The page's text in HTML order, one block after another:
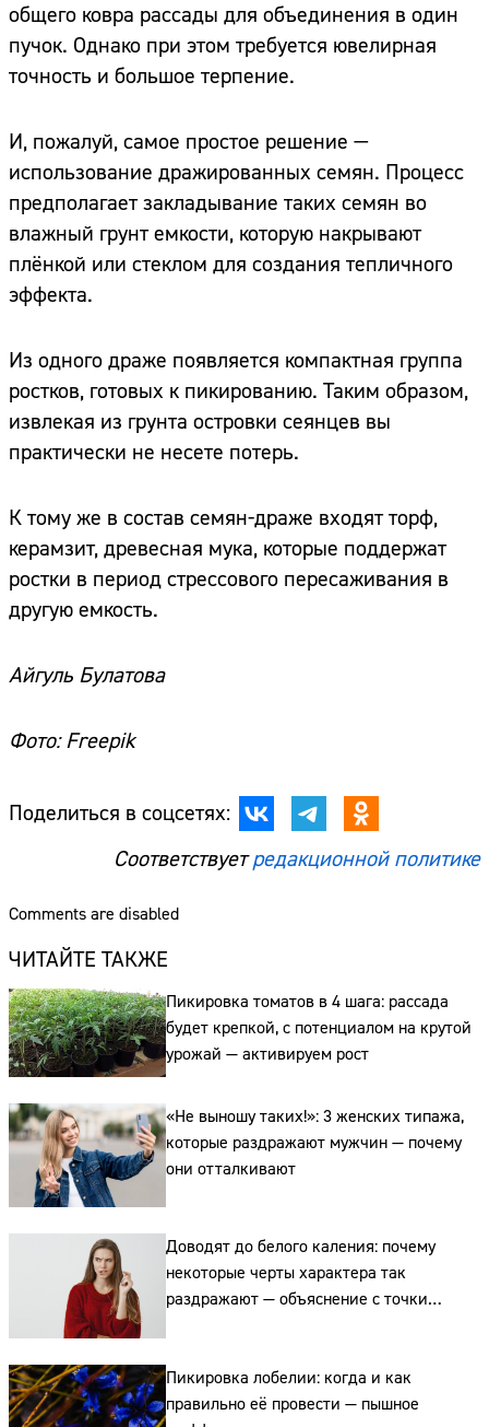
общего ковра рассады для объединения в один
пучок. Однако при этом требуется ювелирная
точность и большое терпение.
И, пожалуй, самое простое решение —
использование дражированных семян. Процесс
предполагает закладывание таких семян во
влажный грунт емкости, которую накрывают
плёнкой или стеклом для создания тепличного
эффекта.
Из одного драже появляется компактная группа
ростков, готовых к пикированию. Таким образом,
извлекая из грунта островки сеянцев вы
практически не несете потерь.
К тому же в состав семян-драже входят торф,
керамзит, древесная мука, которые поддержат
ростки в период стрессового пересаживания в
другую емкость.
Айгуль Булатова
Фото: Freepik
Поделиться в соцсетях:
Соответствуетредакционной политике
Comments are disabled
ЧИТАЙТЕ ТАКЖЕ
Пикировка томатов в 4 шага: рассада
будет крепкой, с потенциалом на крутой
урожай — активируем рост
«Не выношу таких!»: 3 женских типажа,
которые раздражают мужчин — почему
они отталкивают
Доводят до белого каления: почему
некоторые черты характера так
раздражают — объяснение с точки
Пикировка лобелии: когда и как
правильно её провести — пышное